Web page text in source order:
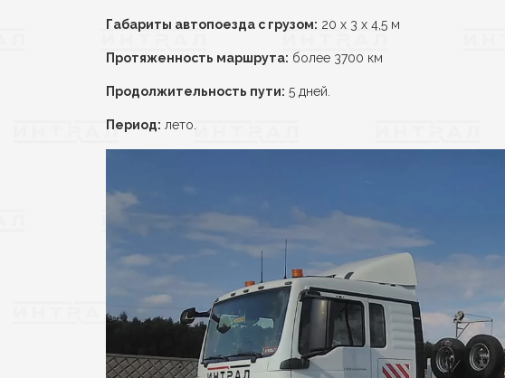
Габариты автопоезда с грузом: 20 х 3 х 4,5 м
Протяженность маршрута: более 3700 км
Продолжительность пути: 5 дней.
Период: лето.